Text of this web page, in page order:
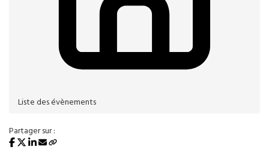
Liste des évènements
Partager sur :